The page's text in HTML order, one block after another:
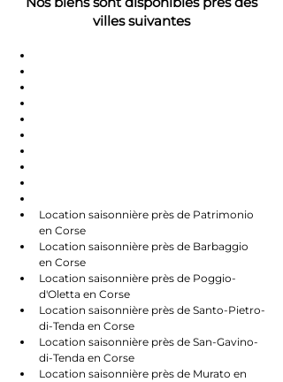
villes suivantes
Location saisonnière près de Patrimonio
en Corse
Location saisonnière près de Barbaggio
en Corse
Location saisonnière près de Poggio-
d'Oletta en Corse
Location saisonnière près de Santo-Pietro-
di-Tenda en Corse
Location saisonnière près de San-Gavino-
di-Tenda en Corse
Location saisonnière près de Murato en